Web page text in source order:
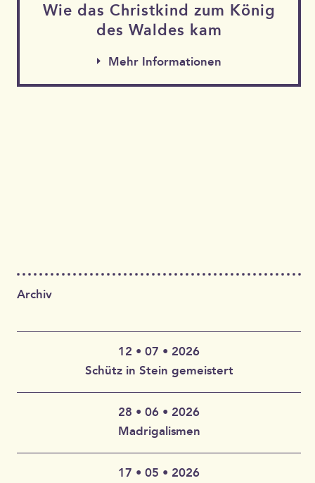
Wie das Christkind zum König
des Waldes kam
Mehr Informationen
Archiv
Schütz in Stein gemeistert
12 • 07 • 2026
Claudia Wahlbuhl – Violine, Bratsche, Gambe, Gesang |
Thomas Wahlbuhl – Akkordeon, Gesang | Jan Geisler –
Klarinette, Saxophon, Gesang | Holger Vandrich –
Gitarre, Gesang | Stefan Garthoff – Gesang, Melodica |
Madrigalismen
28 • 06 • 2026
17 • 05 • 2026